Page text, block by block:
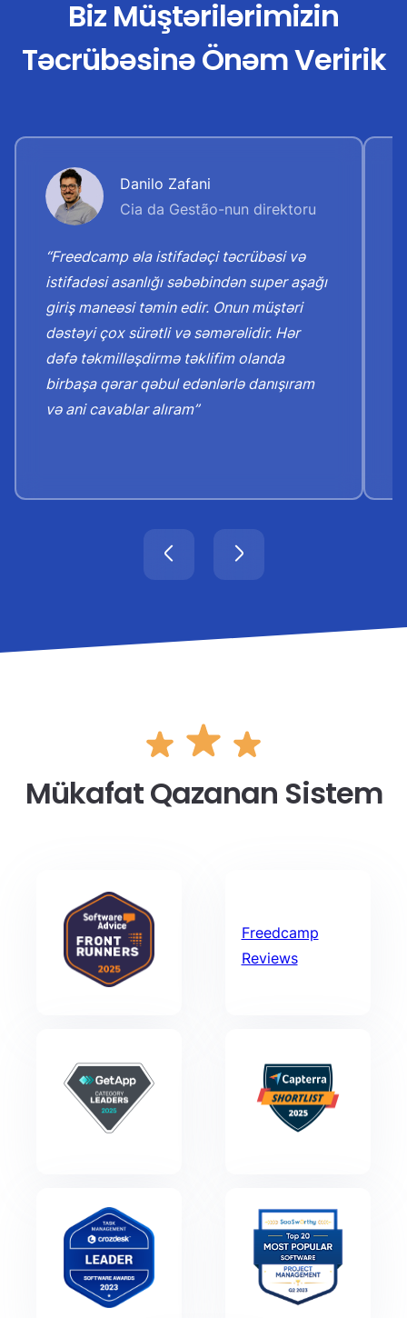
Biz Müştərilərimizin
Təcrübəsinə Önəm Veririk
Danilo Zafani
Cia da Gestão-nun direktoru
“Freedcamp əla istifadəçi təcrübəsi və
istifadəsi asanlığı səbəbindən super aşağı
giriş maneəsi təmin edir. Onun müştəri
dəstəyi çox sürətli və səmərəlidir. Hər
dəfə təkmilləşdirmə təklifim olanda
birbaşa qərar qəbul edənlərlə danışıram
və ani cavablar alıram”
Mükafat Qazanan Sistem
Freedcamp
Reviews